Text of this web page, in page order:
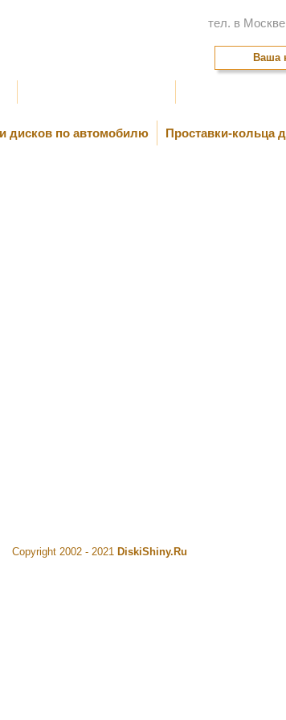
тел. в
Ваша
дисков по автомобилю Проставки-кольца
Copyright 2002 - 2021 DiskiShiny.Ru